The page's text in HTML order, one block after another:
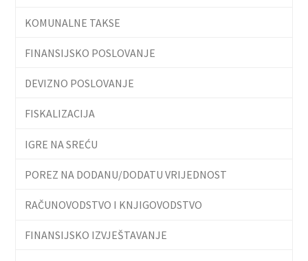
KOMUNALNE TAKSE
FINANSIJSKO POSLOVANJE
DEVIZNO POSLOVANJE
FISKALIZACIJA
IGRE NA SREĆU
POREZ NA DODANU/DODATU VRIJEDNOST
RAČUNOVODSTVO I KNJIGOVODSTVO
FINANSIJSKO IZVJEŠTAVANJE